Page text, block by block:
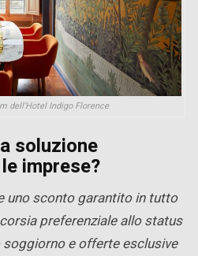
dell’Hotel Indigo Florence
soluzione
imprese?
uno sconto garantito in tutto
preferenziale allo status
e offerte esclusive